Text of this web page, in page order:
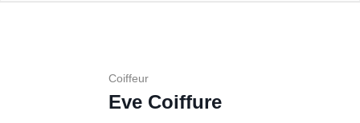
Coiffeur
Eve Coiffure